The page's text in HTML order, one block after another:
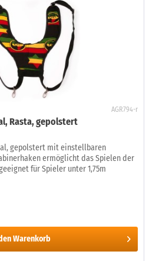
AGR794-r
Rasta, gepolstert
gepolstert mit einstellbaren
ermöglicht das Spielen der
für Spieler unter 1,75m
Warenkorb